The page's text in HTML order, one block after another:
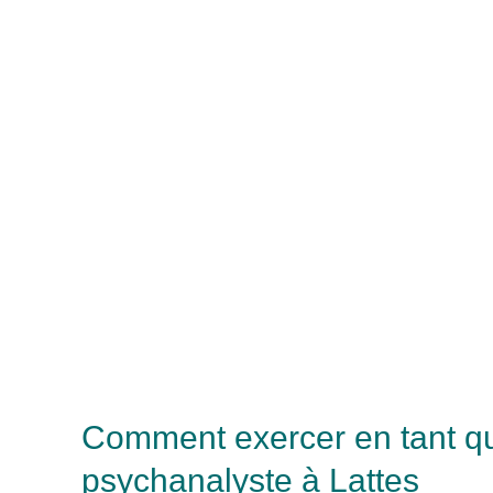
Comment exercer en tant
psychanalyste à Lattes